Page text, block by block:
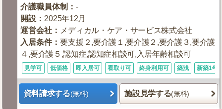
介護職員体制 ：-
開設 ： 2025年12月
運営会社 ： メディカル・ケア・サービス株式会社
入居条件：要支援２,要介護１,要介護２,要介護３,要介護
４,要介護５,認知症,認知症相談可,入居年齢相談可
見学可 低価格 即入居可 看取り可 終身利用可 築浅 新築1年
資料請求する(無料) 施設見学する(無料)